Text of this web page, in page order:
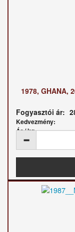
1978, GHANA,
Fogyasztói ár:
Kedvezmény:
Ár / kg: